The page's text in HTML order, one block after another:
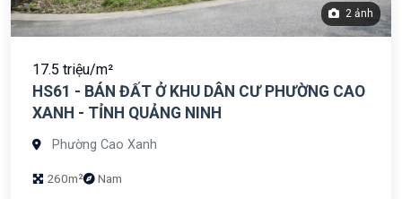
2 ảnh
17.5 triệu/m²
HS61 - BÁN ĐẤT Ở KHU DÂN CƯ PHƯỜNG CAO
XANH - TỈNH QUẢNG NINH
Phường Cao Xanh
260m² Nam